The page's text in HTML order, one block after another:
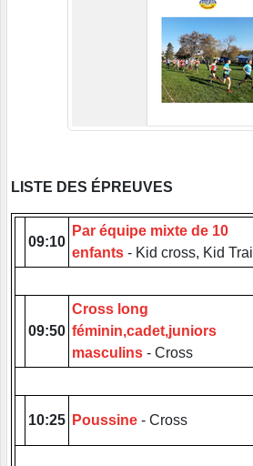
LISTE DES ÉPREUVES
09:10
Par équipe mixte de 10
enfants - Kid cross, Kid Trail
09:50
Cross long
féminin,cadet,juniors
masculins - Cross
10:25 Poussine - Cross